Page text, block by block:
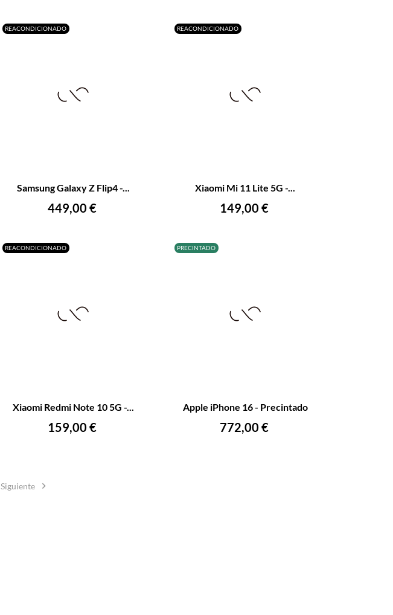
REACONDICIONADO
Samsung Galaxy Z Flip4 -...
Precio
449,00 €
AÑADIR AL CARRITO
REACONDICIONADO
Xiaomi Mi 11 Lite 5G -...
Precio
149,00 €
AÑADIR AL CARRITO
REACONDICIONADO
Xiaomi Redmi Note 10 5G -...
Precio
159,00 €
AÑADIR AL CARRITO
PRECINTADO
Apple iPhone 16 - Precintado
Precio
772,00 €
AÑADIR AL CARRITO
Siguiente 